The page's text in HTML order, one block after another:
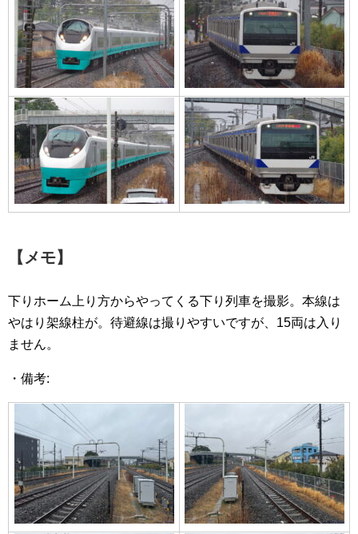
【メモ】
下りホーム上り方からやってくる下り列車を撮影。本線は
やはり架線柱が。待避線は撮りやすいですが、15両は入り
ません。
・備考: